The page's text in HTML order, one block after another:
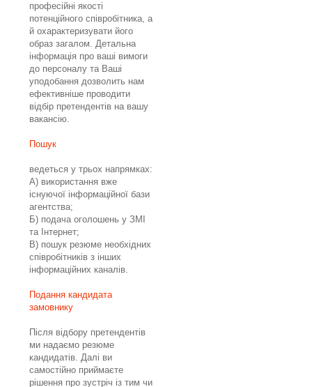
професійні якості
потенційного співробітника, а
й охарактеризувати його
образ загалом. Детальна
інформація про ваші вимоги
до персоналу та Ваші
уподобання дозволить нам
ефективніше проводити
відбір претендентів на вашу
вакансію.
Пошук
ведеться у трьох напрямках:
А) використання вже
існуючої інформаційної бази
агентства;
Б) подача оголошень у ЗМІ
та Інтернет;
B) пошук резюме необхідних
співробітників з інших
інформаційних каналів.
Подання кандидата
замовнику
Після відбору претендентів
ми надаємо резюме
кандидатів. Далі ви
самостійно приймаєте
рішення про зустріч із тим чи